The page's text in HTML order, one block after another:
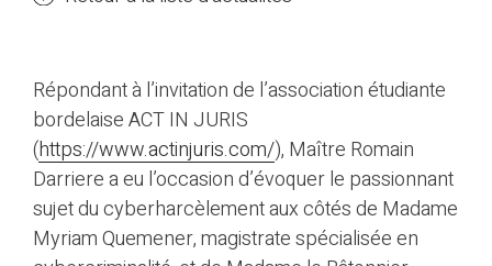
Répondant à l’invitation de l’association étudiante
bordelaise ACT IN JURIS
(https://www.actinjuris.com/), Maître Romain
Darriere a eu l’occasion d’évoquer le passionnant
sujet du cyberharcèlement aux côtés de Madame
Myriam Quemener, magistrate spécialisée en